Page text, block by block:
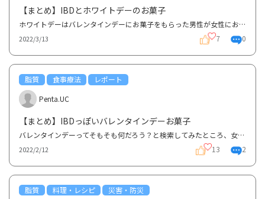
【まとめ】IBDとホワイトデーのお菓子
ホワイトデーはバレンタインデーにお菓子をもらった男性が女性にお返しする日。私の中ではそれ位の印象...
2022/3/13 7 0
脂質 食事療法
レポート
Penta.UC
【まとめ】IBDっぽいバレンタインデーお菓子
バレンタインデーってそもそも何だろう？と検索してみたところ、女性から男性にチョコレートを贈るとい...
2022/2/12 13 2
脂質 料理・レシピ
災害・防災